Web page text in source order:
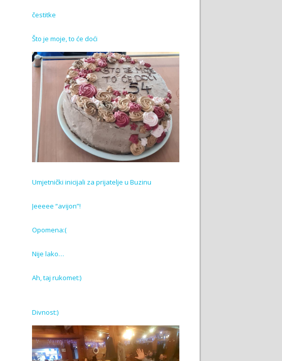
čestitke
Što je moje, to će doći
Umjetnički inicijali za prijatelje u Buzinu
Jeeeee “avijon”!
Opomena:(
Nije lako…
Ah, taj rukomet:)
Divnost:)